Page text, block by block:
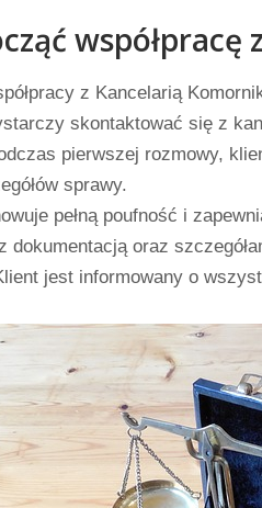
współpracę
z Kancelarią
skontaktować się z
pierwszej rozmowy,
sprawy.
pełną poufność i
dokumentacją oraz
jest informowany o